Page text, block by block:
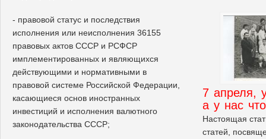
- правовой статус и последствия
исполнения или неисполнения 36155
правовых актов СССР и РСФСР
имплементированных и являющихся
действующими и нормативными в
правовой системе Российской Федерации,
касающиеся основ иностранных
инвестиций и исполнения валютного
законодательства СССР;
7 апреля,
а у нас
Настоящая
статей,